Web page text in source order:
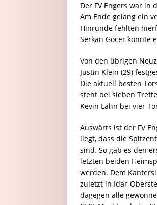
Der FV Engers war in
Am Ende gelang ein
Hinrunde fehlten
Serkan Göcer könnte
Von den übrigen
Justin Klein (29)
Die aktuell besten
steht bei sieben
Kevin Lahn bei vier
Auswärts ist der FV
liegt, dass die
sind. So gab es den
letzten beiden
werden. Dem
zuletzt in Idar-
dagegen alle